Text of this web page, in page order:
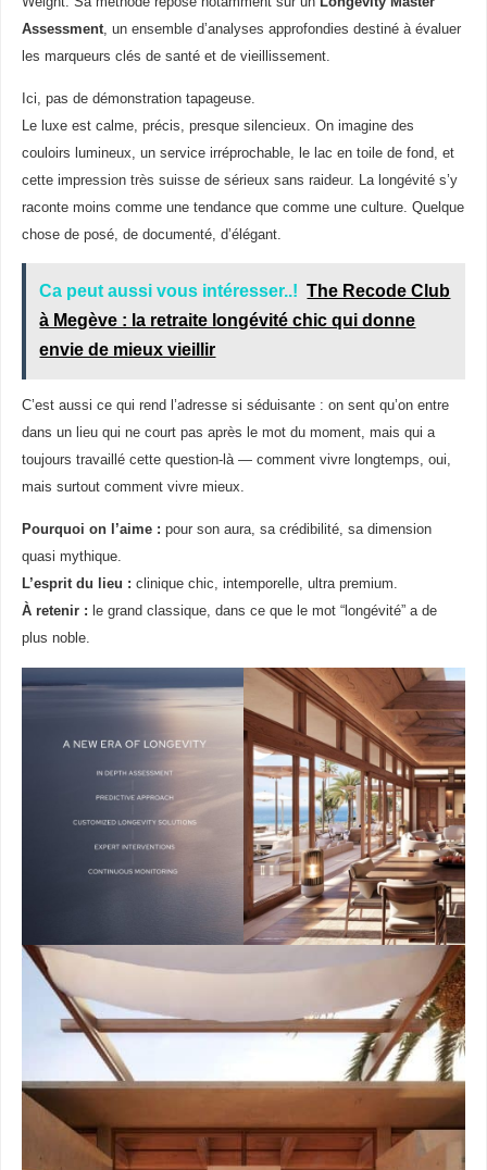
Assessment, un ensemble d’analyses approfondies destiné à évaluer
les marqueurs clés de santé et de vieillissement.
Ici, pas de démonstration tapageuse.
Le luxe est calme, précis, presque silencieux. On imagine des
couloirs lumineux, un service irréprochable, le lac en toile de fond, et
cette impression très suisse de sérieux sans raideur. La longévité s’y
raconte moins comme une tendance que comme une culture. Quelque
chose de posé, de documenté, d’élégant.
Ca peut aussi vous intéresser..! The Recode Club
à Megève : la retraite longévité chic qui donne
envie de mieux vieillir
C’est aussi ce qui rend l’adresse si séduisante : on sent qu’on entre
dans un lieu qui ne court pas après le mot du moment, mais qui a
toujours travaillé cette question-là — comment vivre longtemps, oui,
mais surtout comment vivre mieux.
Pourquoi on l’aime : pour son aura, sa crédibilité, sa dimension
quasi mythique.
L’esprit du lieu : clinique chic, intemporelle, ultra premium.
À retenir : le grand classique, dans ce que le mot “longévité” a de
plus noble.